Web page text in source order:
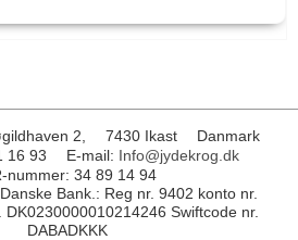
2, 7430 Ikast
Danmark
16 93 E-mail: Info@jydekrog.dk
nummer: 34 89 14 94
Danske Bank.: Reg nr. 9402 konto nr.
Swiftcode nr.
DABADKKK